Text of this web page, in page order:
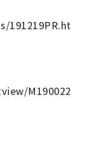
191219PR.ht
M190022